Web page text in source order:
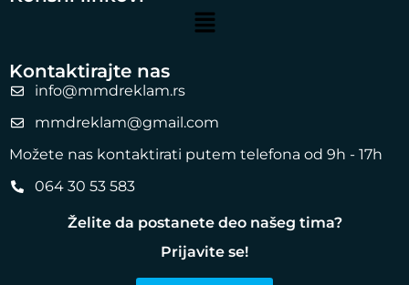
Kontaktirajte nas
info@mmdreklam.rs
mmdreklam@gmail.com
Možete nas kontaktirati putem telefona od 9h - 17h
064 30 53 583
Želite da postanete deo našeg tima?
Prijavite se!